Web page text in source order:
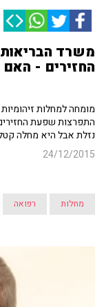
משרד
החזירים -
מומחה למחלות
התפרצות שפעת
נזלת אבל היא מחלה
24/12/2015
מחלות רפואה